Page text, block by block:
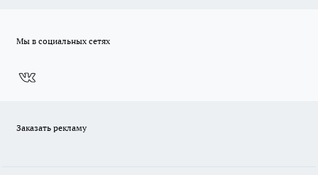
Мы в социальных сетях
Заказать рекламу